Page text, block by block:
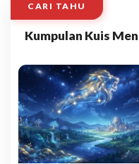
CARI TAHU
Kumpulan Kuis